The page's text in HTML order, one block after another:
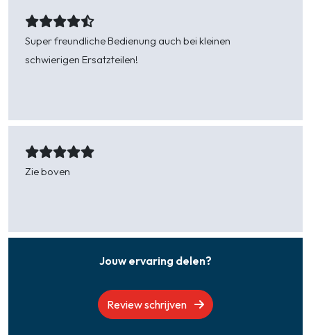
Super freundliche Bedienung auch bei kleinen
schwierigen Ersatzteilen!
Zie boven
Jouw ervaring delen?
Review schrijven